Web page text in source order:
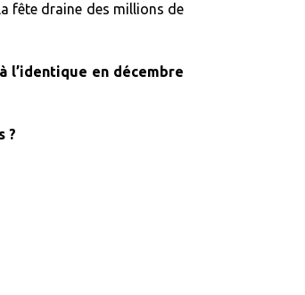
fête draine des millions de
l’identique en décembre
?